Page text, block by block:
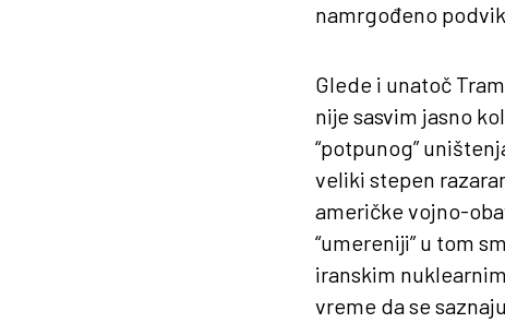
namrgođeno
Glede i unatoč
nije sasvim jasno
“potpunog”
veliki stepen
američke vojno-
“umereniji” u tom
iranskim
vreme da se